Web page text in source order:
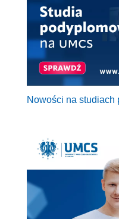
Nowości na studiach